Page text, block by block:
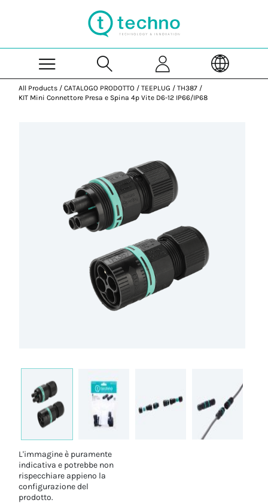
All Products / CATALOGO PRODOTTO / TEEPLUG / TH387 /
KIT Mini Connettore Presa e Spina 4p Vite D6-12 IP66/IP68
L'immagine è puramente
indicativa e potrebbe non
rispecchiare appieno la
configurazione del
prodotto.